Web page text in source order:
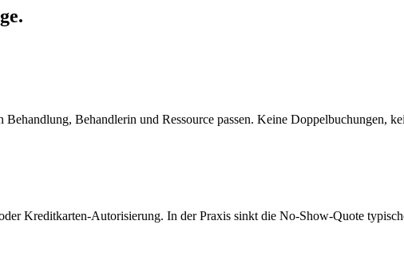
Behandlerin und Ressource passen. Keine Doppelbuchungen,
Kreditkarten-Autorisierung. In der Praxis sinkt die No-Show-Quote